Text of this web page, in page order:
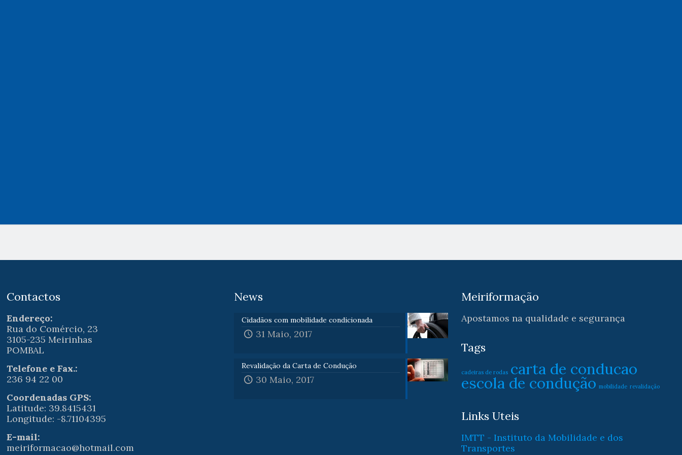
Contactos
Endereço:
Rua do Comércio, 23
3105-235 Meirinhas
POMBAL
Telefone e Fax.:
236 94 22 00
Coordenadas GPS:
Latitude: 39.8415431
Longitude: -8.71104395
E-mail:
meiriformacao@hotmail.com
News
Cidadãos com mobilidade condicionada
31 Maio, 2017
Revalidação da Carta de Condução
30 Maio, 2017
Meiriformação
Apostamos na qualidade e segurança
Tags
cadeiras de rodas carta de conducao
escola de condução mobilidade revalidação
Links Uteis
IMTT - Instituto da Mobilidade e dos
Transportes